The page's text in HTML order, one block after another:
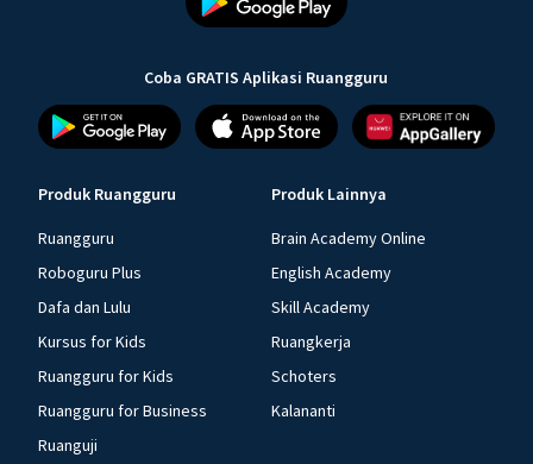
Coba GRATIS Aplikasi Ruangguru
Produk Ruangguru
Ruangguru
Roboguru Plus
Dafa dan Lulu
Kursus for Kids
Ruangguru for Kids
Ruangguru for Business
Ruanguji
Produk Lainnya
Brain Academy Online
English Academy
Skill Academy
Ruangkerja
Schoters
Kalananti